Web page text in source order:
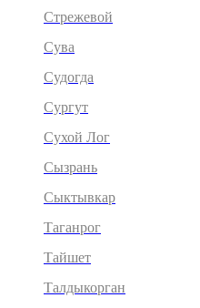
Стрежевой
Сува
Судогда
Сургут
Сухой Лог
Сызрань
Сыктывкар
Таганрог
Тайшет
Талдыкорган